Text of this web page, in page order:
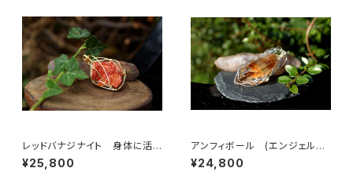
レッドバナジナイト 身体に活
力を与える 人生の荒波に打ち
勝つ
¥25,800
アンフィボール (エンジェルフ
ァントムクォーツ）ピュアな心、喜
びと光、天使のバイブレーション
¥24,800